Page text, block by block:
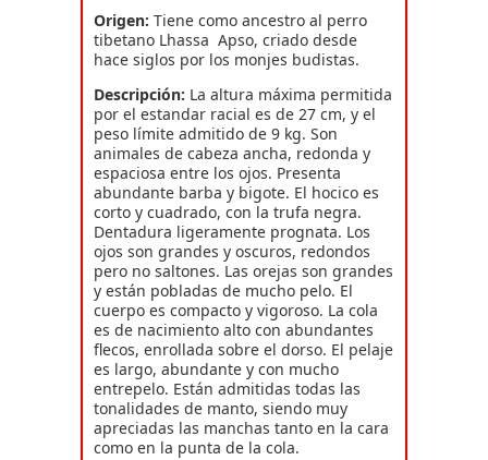
Origen: Tiene como ancestro al perro
tibetano Lhassa Apso, criado desde
hace siglos por los monjes budistas.
Descripción: La altura máxima permitida
por el estandar racial es de 27 cm, y el
peso límite admitido de 9 kg. Son
animales de cabeza ancha, redonda y
espaciosa entre los ojos. Presenta
abundante barba y bigote. El hocico es
corto y cuadrado, con la trufa negra.
Dentadura ligeramente prognata. Los
ojos son grandes y oscuros, redondos
pero no saltones. Las orejas son grandes
y están pobladas de mucho pelo. El
cuerpo es compacto y vigoroso. La cola
es de nacimiento alto con abundantes
flecos, enrollada sobre el dorso. El pelaje
es largo, abundante y con mucho
entrepelo. Están admitidas todas las
tonalidades de manto, siendo muy
apreciadas las manchas tanto en la cara
como en la punta de la cola.